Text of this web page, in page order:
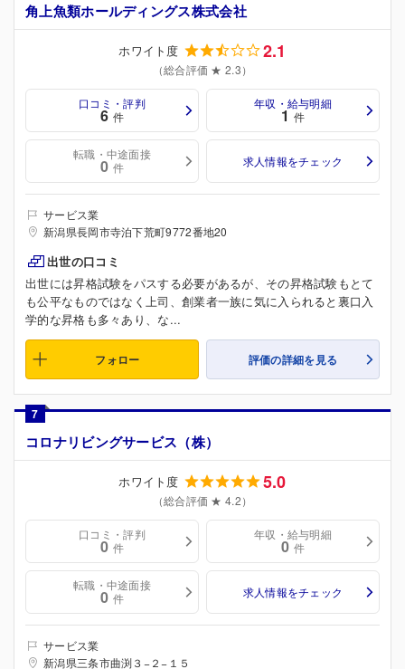
角上魚類ホールディングス株式会社
ホワイト度 2.1
（総合評価 ★ 2.3）
口コミ・評判
6 件
年収・給与明細
1 件
転職・中途面接
0 件 求人情報をチェック
サービス業
新潟県長岡市寺泊下荒町9772番地20
出世の口コミ
出世には昇格試験をパスする必要があるが、その昇格試験もとて
も公平なものではなく上司、創業者一族に気に入られると裏口入
学的な昇格も多々あり、な...
フォロー 評価の詳細を見る
7
コロナリビングサービス（株）
ホワイト度 5.0
（総合評価 ★ 4.2）
口コミ・評判
0 件
年収・給与明細
0 件
転職・中途面接
0 件 求人情報をチェック
サービス業
新潟県三条市曲渕３−２−１５